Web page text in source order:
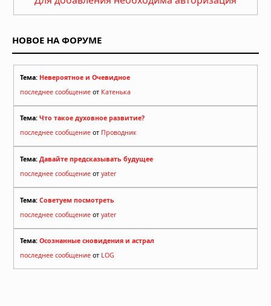
НОВОЕ НА ФОРУМЕ
Тема: Невероятное и Очевидное
последнее сообщение от Катенька
Тема: Что такое духовное развитие?
последнее сообщение от Проводник
Тема: Давайте предсказывать будущее
последнее сообщение от yater
Тема: Советуем посмотреть
последнее сообщение от yater
Тема: Осознанные сновидения и астрал
последнее сообщение от LOG